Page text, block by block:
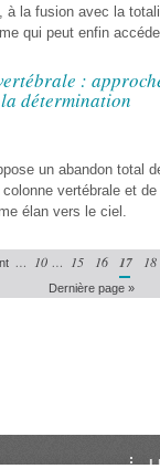
à la fusion avec la
qui peut enfin
:
détermination
un abandon total
vertébrale et
élan vers le ciel.
… 10 … 15 16 17 18
Dernière page »